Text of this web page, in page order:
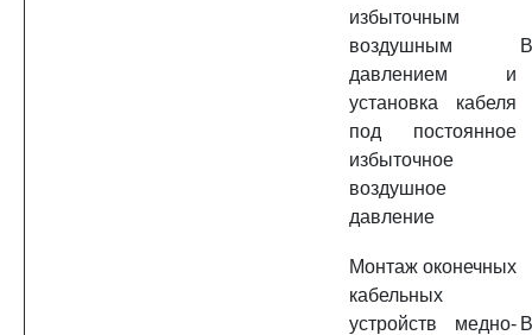
избыточным
воздушным
давлением и
установка кабеля
под постоянное
избыточное
воздушное
давление
Монтаж оконечных
кабельных
устройств медно-